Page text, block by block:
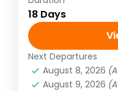
Europa,Europa
18 Days
Next Departures
August 8, 2026
August 9, 2026